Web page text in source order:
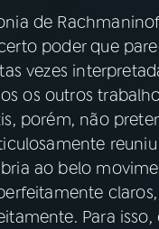
de
poder que
vezes
os outros
porém, não
ao belo
Para